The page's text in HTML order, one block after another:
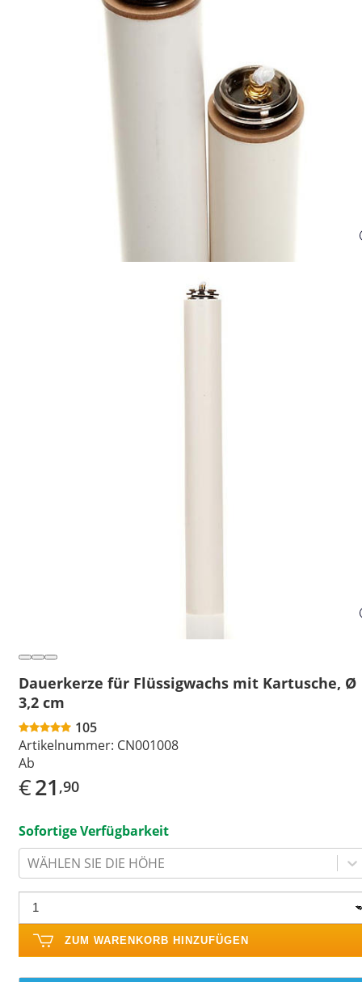
Dauerkerze für Flüssigwachs mit Kartusche, Ø
3,2 cm
105
Artikelnummer: CN001008
Ab
€21 ,90
Sofortige Verfügbarkeit
WÄHLEN SIE DIE HÖHE
ZUM WARENKORB HINZUFÜGEN